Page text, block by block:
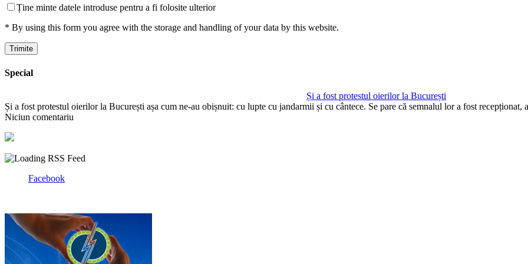
Ține minte datele introduse pentru a fi folosite ulterior
* By using this form you agree with the storage and handling of your data by this website.
Special
Și a fost protestul oierilor la București
Și a fost protestul oierilor la București așa cum ne-au obișnuit: cu lupte cu jandarmii și cu cântece. Se pare că semnalul lor a fost recepționat,
Niciun comentariu
Facebook